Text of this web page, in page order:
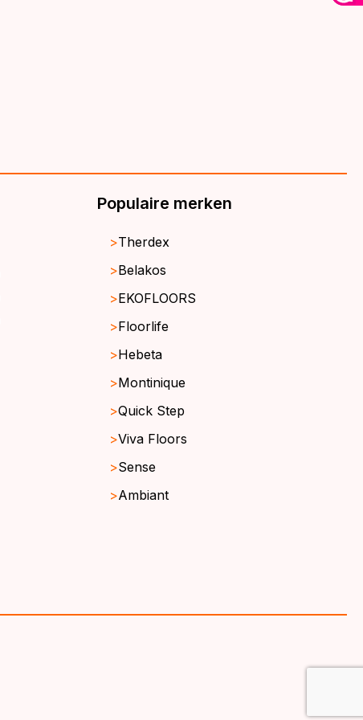
Populaire merken
Therdex
Belakos
EKOFLOORS
Floorlife
Hebeta
Montinique
Quick Step
Viva Floors
Sense
Ambiant